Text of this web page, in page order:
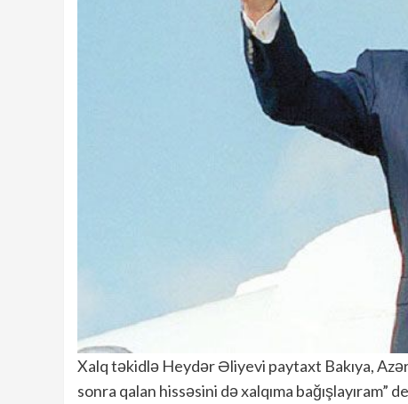
Xalq təkidlə Heydər Əliyevi paytaxt Bakıya,
sonra qalan hissəsini də xalqıma bağışlayıram”